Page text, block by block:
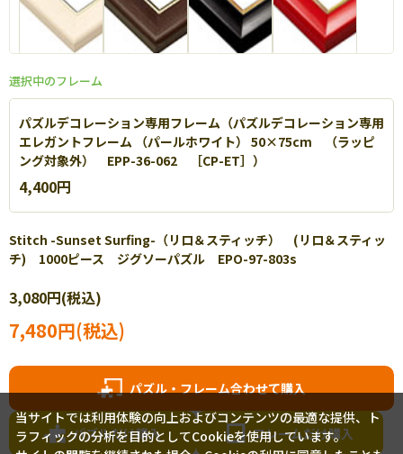
エポック社 エクセレントパネル
選択中のフレーム
パズルデコレーション専用フレーム（パズルデコレーション専用
エレガントフレーム （パールホワイト） 50×75cm （ラッピ
ング対象外） EPP-36-062 ［CP-ET］）
4,400円
Stitch -Sunset Surfing-（リロ＆スティッチ） (リロ＆スティッ
チ) 1000ピース ジグソーパズル EPO-97-803s
3,080円(税込)
7,480円(税込)
パズル・フレーム合わせて購入
パズルだけ購入 フレームだけ購入
当サイトでは利用体験の向上およびコンテンツの最適な提供、ト
ラフィックの分析を目的としてCookieを使用しています。